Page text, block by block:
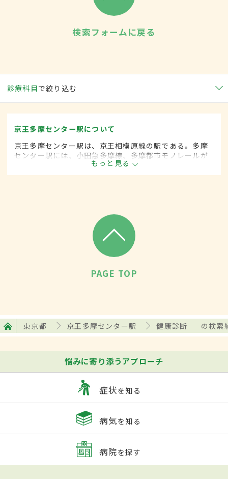
検索フォームに戻る
診療科目で絞り込む
京王多摩センター駅について
京王多摩センター駅は、京王相模原線の駅である。多摩
センター駅には、小田急多摩線、多摩都市モノレールが
乗り入れており、1日の平均乗降者数は8万6000人を超え
る。駅周辺には多摩ニュータウンの中心地であり、さま
もっと見る
PAGE TOP
東京都 京王多摩センター駅 健康診断 の検索
悩みに寄り添うアプローチ
症状を知る
病気を知る
病院を探す